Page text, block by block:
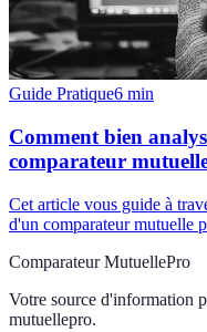
Guide Pratique6 min
Comment bien
comparateur
Cet article vous guide à
d'un comparateur mutuelle
Comparateur MutuellePro
Votre source d'information
mutuellepro.